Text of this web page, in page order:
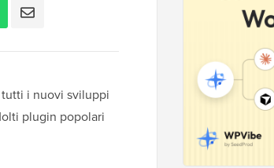
tutti i nuovi sviluppi
plugin popolari